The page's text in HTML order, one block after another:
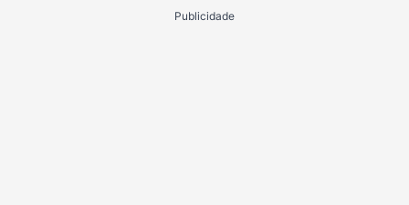
Publicidade